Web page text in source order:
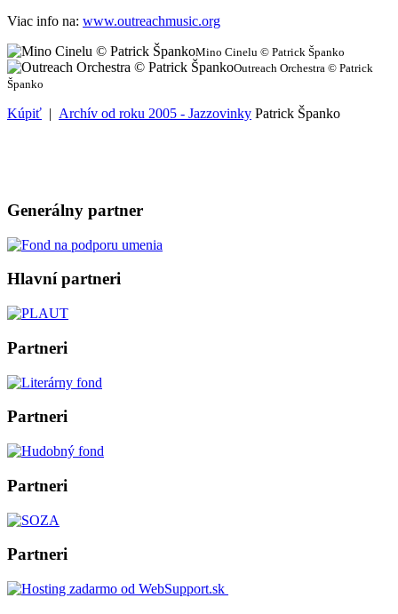
Viac info na: www.outreachmusic.org
Mino Cinelu © Patrick Španko
Outreach Orchestra © Patrick
Španko
Kúpiť | Archív od roku 2005 - Jazzovinky Patrick Španko
Generálny partner
Hlavní partneri
Partneri
Partneri
Partneri
Partneri